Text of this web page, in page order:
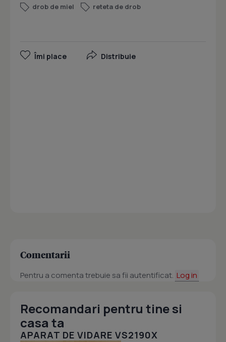
drob de miel
reteta de drob
Îmi place Distribuie
Comentarii
Pentru a comenta trebuie sa fii autentificat. Log in
Recomandari pentru tine si
casa ta
APARAT DE VIDARE VS2190X